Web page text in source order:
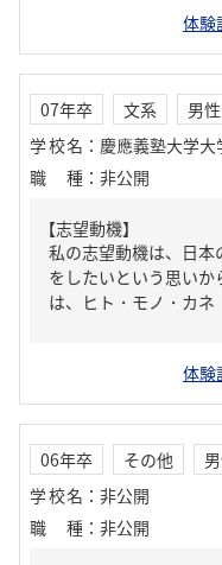
体験
07年卒 文系
男性
学校名 ： 慶應義塾大学大
職種 ： 非公開
【志望動機】
私の志望動機は、日
をしたいという思い
は、ヒト・モノ・カ
体験
06年卒 その他
学校名 ： 非公開
職種 ： 非公開